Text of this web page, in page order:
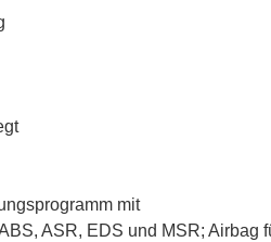
mit
ASR, EDS und MSR; Airbag